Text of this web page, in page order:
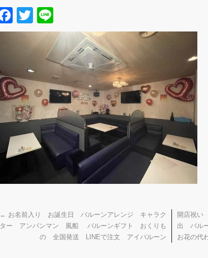
Facebook
Twitter
← お名前入り お誕生日 バルーンアレンジ キャラク
ター アンパンマン 風船 バルーンギフト おくりも
の 全国発送 LINEで注文 アイバルーン
開店祝
出 バル
お花の代